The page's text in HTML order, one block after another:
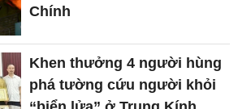
Chính
Khen thưởng 4 người hùng
phá tường cứu người khỏi